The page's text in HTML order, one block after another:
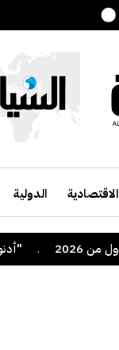
الاقتصادية الدولية
. "أدنوك" تعلن